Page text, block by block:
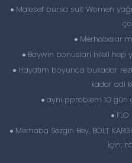
Malesef bursa suit Women
Merhabalar
Baywin bonuslari hileli hep
Hayatım boyunca bukadar
kadar adi
aynı pproblem 10 gün
FLO
Merhaba Sezgin Bey, BOLT
için;